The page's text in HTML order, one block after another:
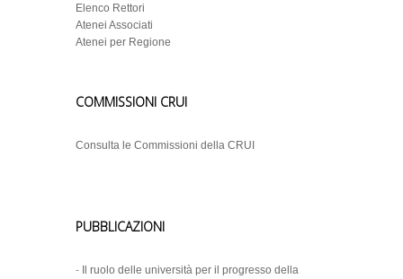
Elenco Rettori
Atenei Associati
Atenei per Regione
COMMISSIONI CRUI
Consulta le Commissioni della CRUI
PUBBLICAZIONI
-
Il ruolo delle università per il progresso della